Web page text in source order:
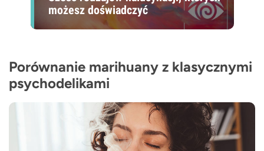
możesz doświadczyć
Porównanie marihuany z klasycznymi
psychodelikami